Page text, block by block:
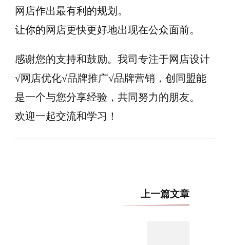
网店作出最有利的规划。
让你的网店更快更好地出现在公众面前。
感谢您的支持和鼓励。我司专注于网店设计
√网店优化√品牌推广√品牌营销，创同盟能
是一个与您分享经验，共同努力的朋友。
欢迎一起交流和学习！
文
上一篇文章